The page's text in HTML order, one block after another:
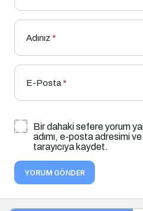
Adınız *
E-Posta*
Bir dahaki sefere yorum
adımı, e-posta adresimi
tarayıcıya kaydet.
YORUM GÖNDER